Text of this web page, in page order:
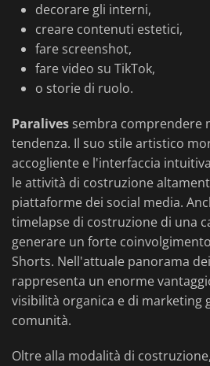
decorare gli interni,
creare contenuti estetici,
fare screenshot,
fare video su TikTok,
o storie di ruolo.
Paralives sembra comprendere
tendenza. Il suo stile artistico
accogliente e l'interfaccia
le attività di costruzione
piattaforme dei social media.
timelapse di costruzione di una
generare un forte
Shorts. Nell'attuale panorama
rappresenta un enorme
visibilità organica e di marketing
comunità.
Oltre alla modalità di